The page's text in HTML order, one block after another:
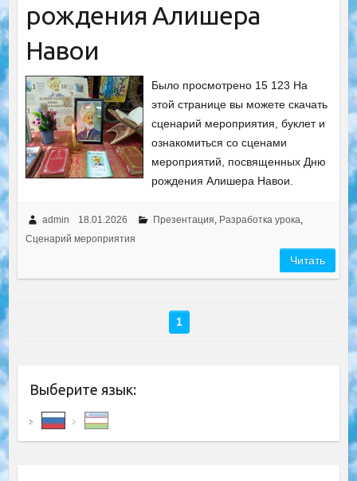
рождения Алишера
Навои
Было просмотрено 15 123 На
этой странице вы можете скачать
сценарий мероприятия, буклет и
ознакомиться со сценами
мероприятий, посвященных Дню
рождения Алишера Навои.
admin 18.01.2026 Презентация, Разработка урока,
Сценарий мероприятия
Читать
1
Выберите язык: